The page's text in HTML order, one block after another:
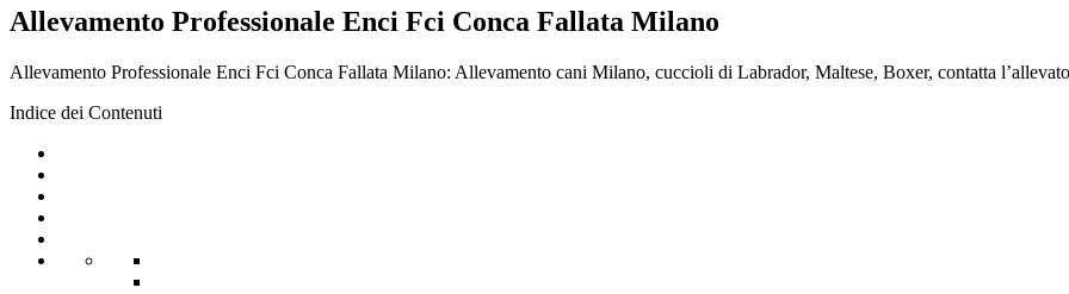
Allevamento Professionale Enci Fci Conca Fallata Milano
Allevamento Professionale Enci Fci Conca Fallata Milano: Allevamento cani Milano, cuccioli di Labrador, Maltese, Boxer, contatta
Indice dei Contenuti